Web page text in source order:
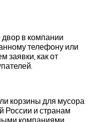
двор в компании
телефону или
заявки, как от
корзины для мусора
России и странам
компаниями.